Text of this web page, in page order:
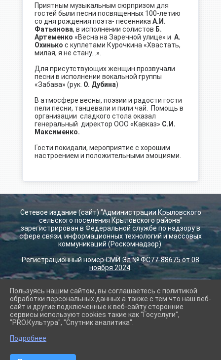
Приятным музыкальным сюрпризом для
гостей были песни посвященных 100-летию
со дня рождения поэта- песенника А.И.
Фатьянова, в исполнении солистов Б.
Артеменко «Весна на Заречной улице» и А.
Охинько с куплетами Курочкина «Хвастать,
милая, я не стану…».
Для присутствующих женщин прозвучали
песни в исполнении вокальной группы
«Забава» (рук. О. Дубина)
В атмосфере весны, поэзии и радости гости
пели песни, танцевали и пили чай. Помощь в
организации сладкого стола оказал
генеральный директор ООО «Кавказ» С.И.
Максименко.
Гости покидали, мероприятие с хорошим
настроением и положительными эмоциями.
Сетевое издание (сайт) "Администрации Крыловского
сельского поселения Крыловского района"
зарегистрирован в Федеральной службе по надзору в
сфере связи, информационных технологий и массовых
коммуникаций (Роскомнадзор).
Регистрационный номер СМИ Эл № ФС77-88675 от 08
ноября 2024
2026 г. krilovskay.ru
Вход
Карта сайта
Политика обработки персональных данных
Сделано на KubCMS
Пользуясь нашим сайтом, вы соглашаетесь с политикой
обработки персональных данных а также с тем что наш веб-
сайт и другие подключенные к веб-сайту сторонние
сервисы используют cookies такие как "Госуслуги",
"PRO.Культура", "Спутник аналитика".
Подробнее